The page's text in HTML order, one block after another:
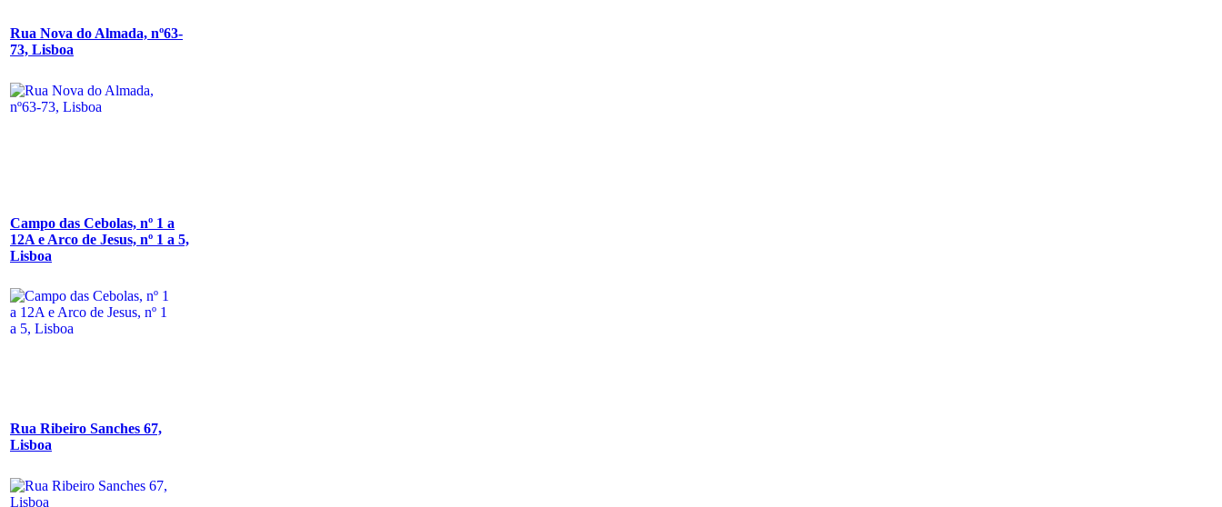
Rua Nova do Almada, nº63-
73, Lisboa
Campo das Cebolas, nº 1 a
12A e Arco de Jesus, nº 1 a 5,
Lisboa
Rua Ribeiro Sanches 67,
Lisboa